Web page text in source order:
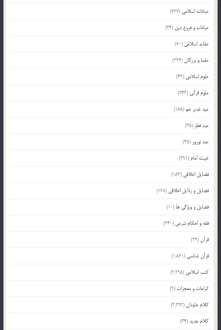
عبادات اسلامی (627)
عبادات و فروع دین (34)
عقاید اسلامی (70)
علما و بزرگان(224)
علوم اسلامی (43)
علوم قرآنی (343)
عید غدیر خم(185)
عید فطر (35)
عید نوروز (45)
غیبت امام (291)
فضایل اخلاقی (183)
فضایل و رذایل اخلاقی (168)
فضایل و ویژگی ها (10)
فقه و احکام شرعی (340)
قرآن(23)
قرآن شناسی (1,861)
کتب اسلامی (2,295)
کرامات و معجزات (9)
کلام جاودان(2,293)
کلام جدید(34)